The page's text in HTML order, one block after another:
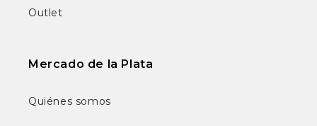
Outlet
Mercado de la Plata
Quiénes somos